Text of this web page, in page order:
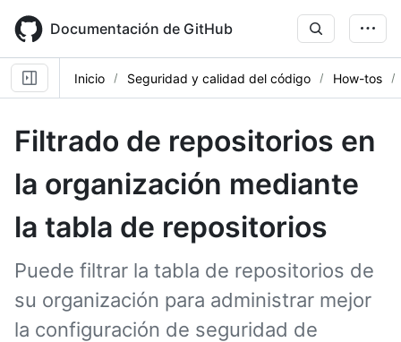
main
content
Documentación de GitHub
Inicio Seguridad y calidad del código How-tos
Filtrado de repositorios en
la organización mediante
la tabla de repositorios
Puede filtrar la tabla de repositorios de
su organización para administrar mejor
la configuración de seguridad de